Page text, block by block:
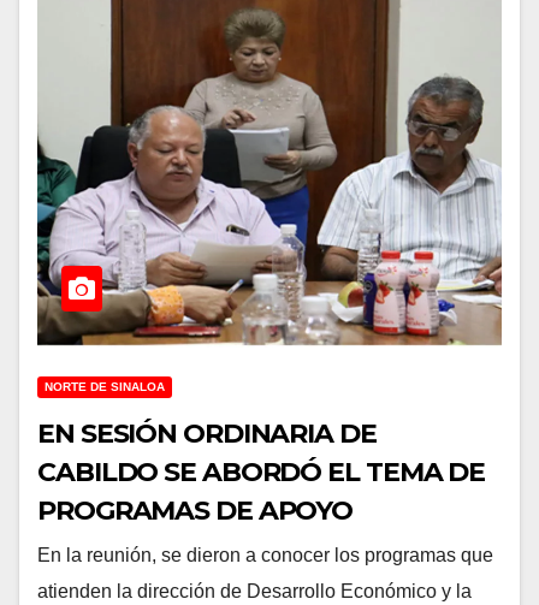
NORTE DE SINALOA
EN SESIÓN ORDINARIA DE
CABILDO SE ABORDÓ EL TEMA DE
PROGRAMAS DE APOYO
En la reunión, se dieron a conocer los programas que
atienden la dirección de Desarrollo Económico y la